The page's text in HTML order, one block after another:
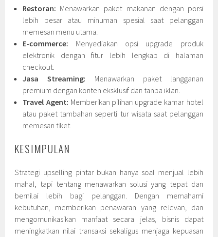
Restoran: Menawarkan paket makanan dengan porsi
lebih besar atau minuman spesial saat pelanggan
memesan menu utama.
E-commerce: Menyediakan opsi upgrade produk
elektronik dengan fitur lebih lengkap di halaman
checkout.
Jasa Streaming: Menawarkan paket langganan
premium dengan konten eksklusif dan tanpa iklan.
Travel Agent: Memberikan pilihan upgrade kamar hotel
atau paket tambahan seperti tur wisata saat pelanggan
memesan tiket.
KESIMPULAN
Strategi upselling pintar bukan hanya soal menjual lebih
mahal, tapi tentang menawarkan solusi yang tepat dan
bernilai lebih bagi pelanggan. Dengan memahami
kebutuhan, memberikan penawaran yang relevan, dan
mengomunikasikan manfaat secara jelas, bisnis dapat
meningkatkan nilai transaksi sekaligus menjaga kepuasan